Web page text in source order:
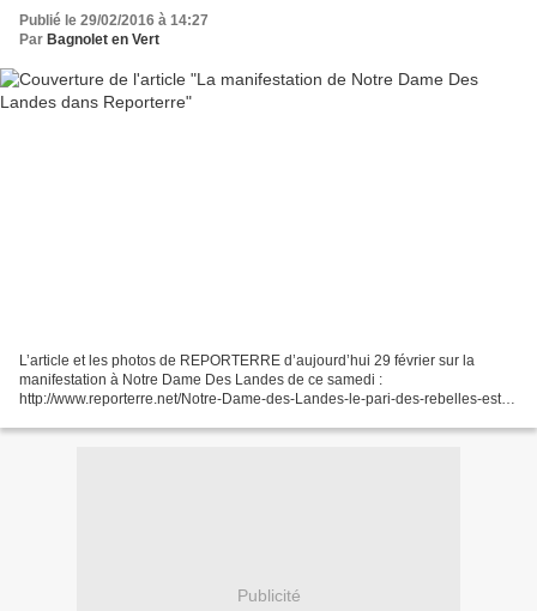
Publié le 29/02/2016 à 14:27
Par Bagnolet en Vert
L’article et les photos de REPORTERRE d’aujourd’hui 29 février sur la
manifestation à Notre Dame Des Landes de ce samedi :
http://www.reporterre.net/Notre-Dame-des-Landes-le-pari-des-rebelles-est-
Publicité